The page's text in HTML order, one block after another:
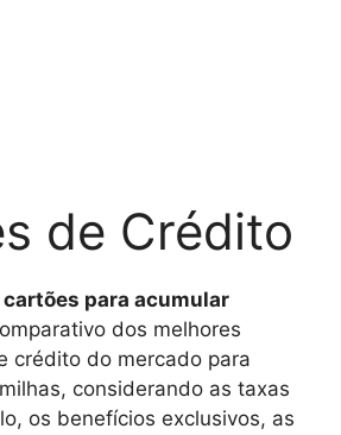
de Crédito
para acumular
dos melhores
crédito do mercado para
considerando as taxas
os benefícios exclusivos, as